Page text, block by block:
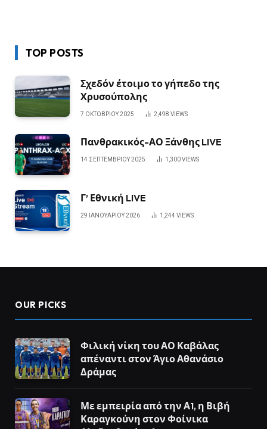
TOP POSTS
Σχεδόν έτοιμο το γήπεδο της
Χρυσούπολης
7 ΟΚΤΩΒΡΊΟΥ 2025 2,498 VIEWS
Πανθρακικός-ΑΟ Ξάνθης LIVE
14 ΣΕΠΤΕΜΒΡΊΟΥ 2025 1,300VIEWS
Γ’ Εθνική LIVE
29 ΙΑΝΟΥΑΡΊΟΥ 2026 1,244 VIEWS
OUR PICKS
Φιλική νίκη του ΑΟ Καβάλας
απέναντι στον Άγιο Αθανάσιο
Δράμας
Με εμπειρία από την Α1, η Βιβή
Καραγκούνη στον Φοίνικα